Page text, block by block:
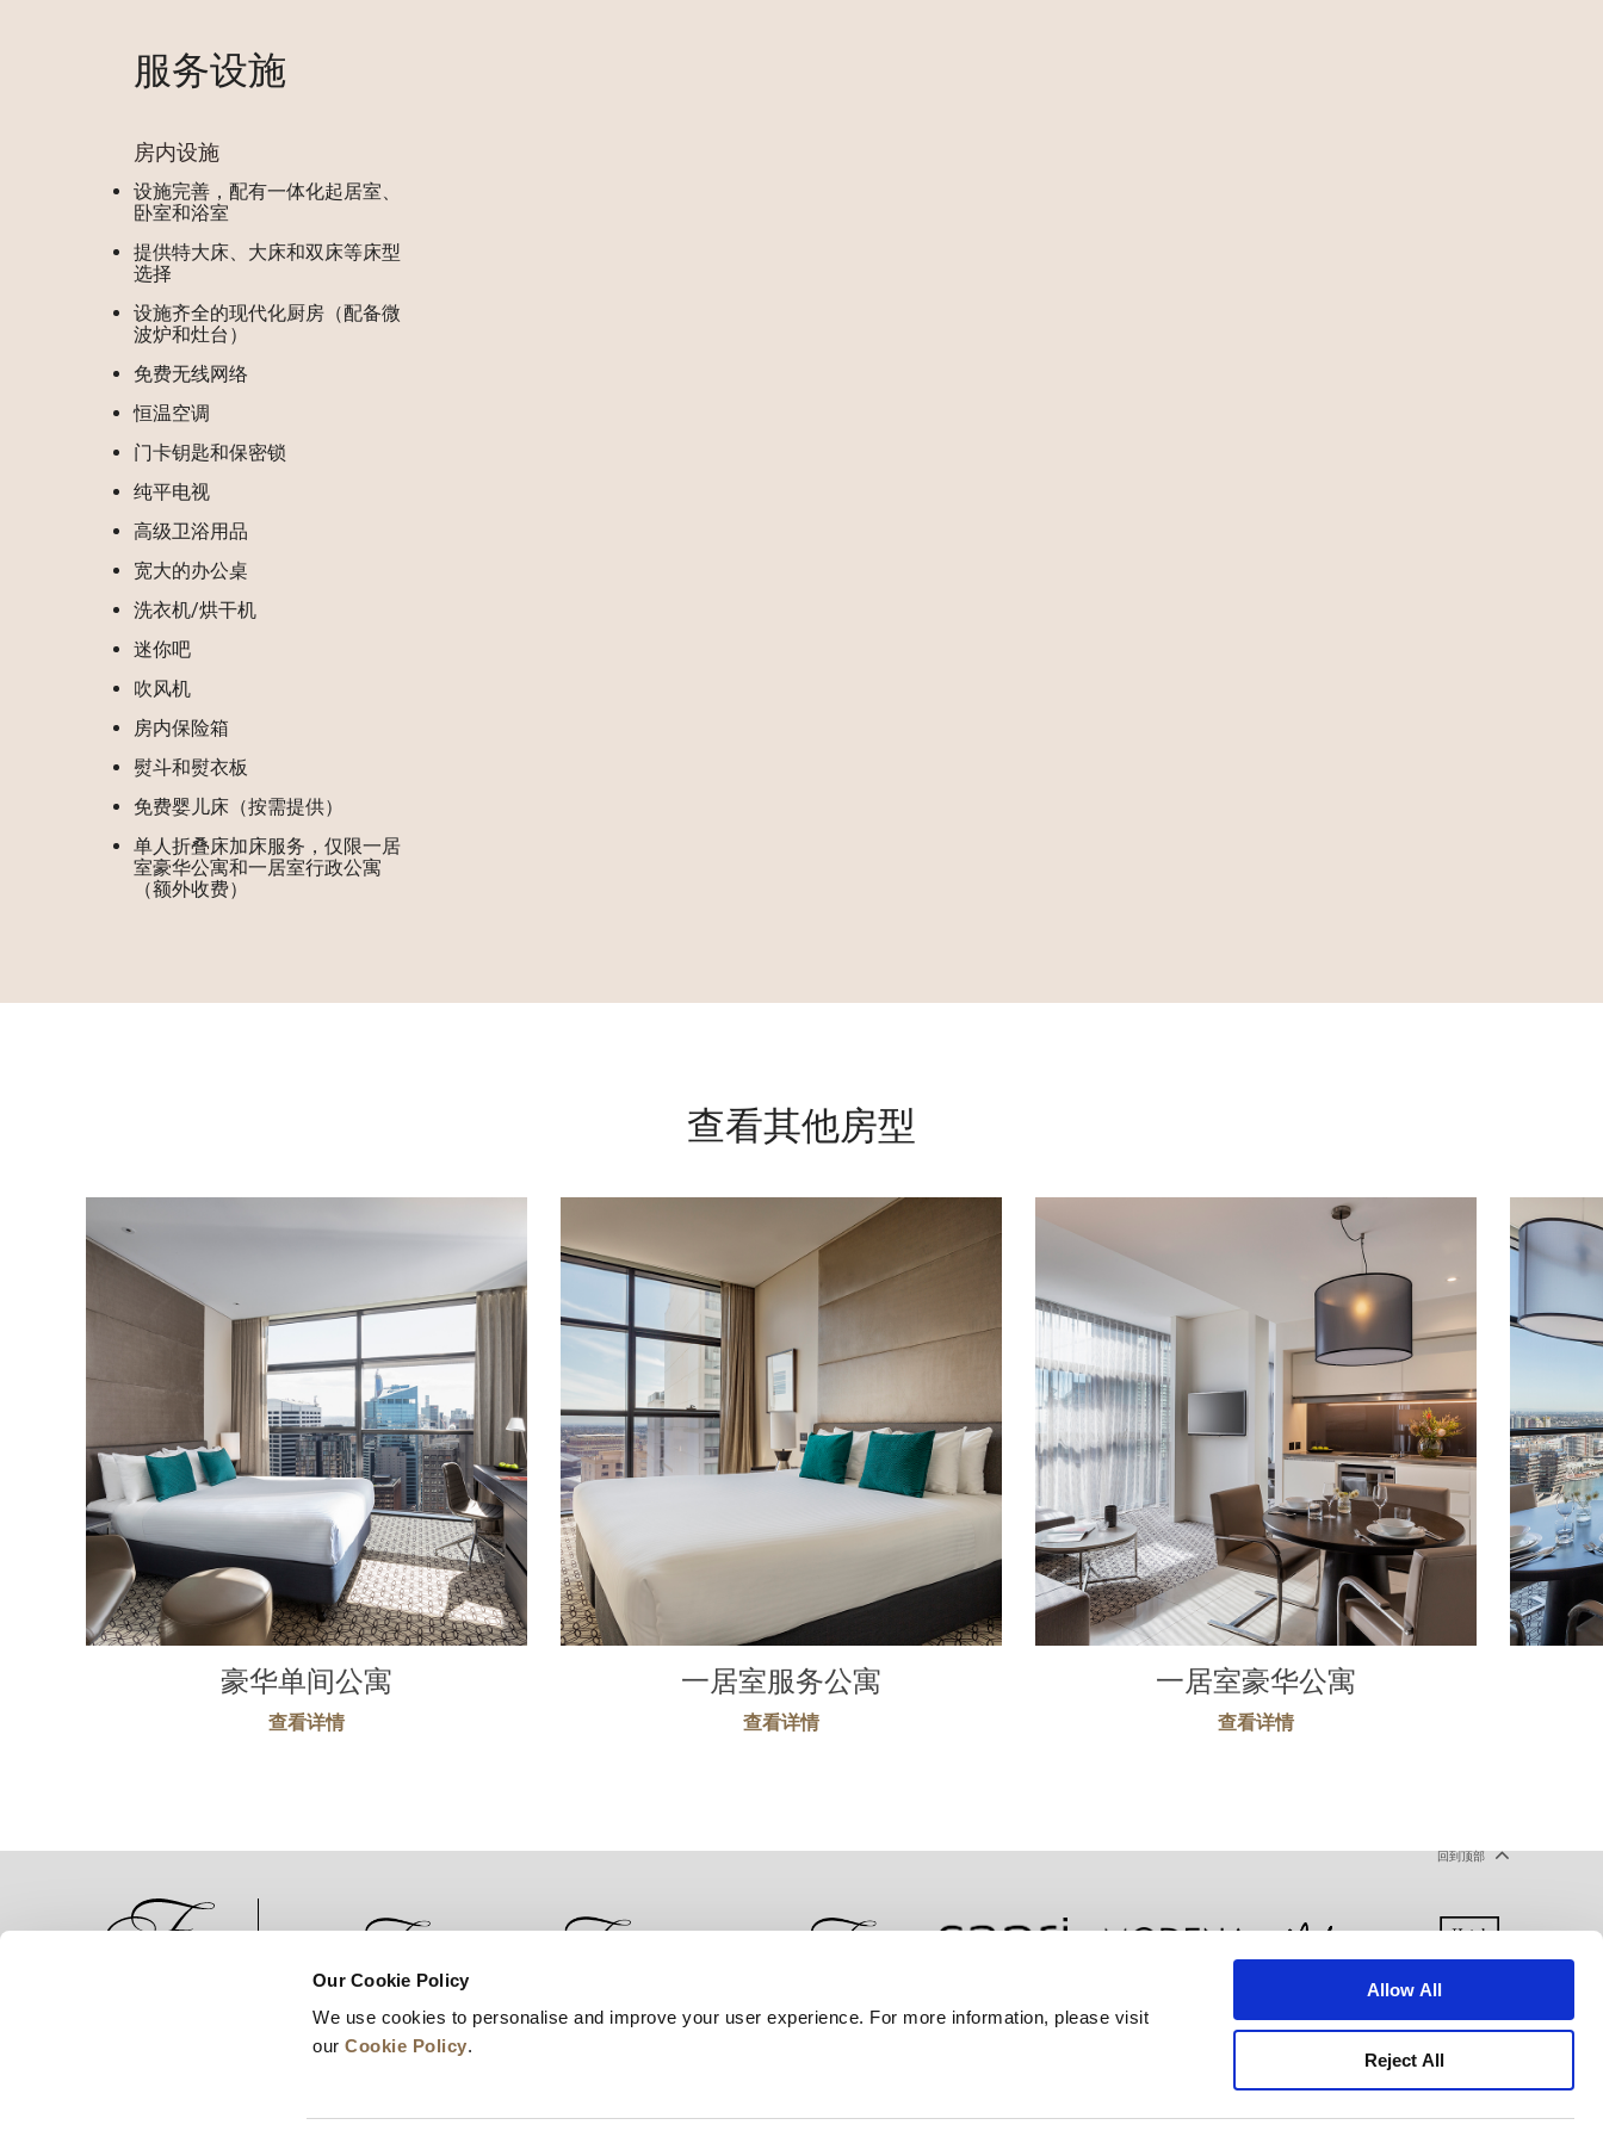
Our Cookie Policy
We use cookies to personalise and improve your user experience. For more information, please visit
ourCookie Policy.
Allow All
Reject All
服务设施
房内设施
设施完善，配有一体化起居室、
卧室和浴室
提供特大床、大床和双床等床型
选择
设施齐全的现代化厨房（配备微
波炉和灶台）
免费无线网络
恒温空调
门卡钥匙和保密锁
纯平电视
高级卫浴用品
宽大的办公桌
洗衣机/烘干机
迷你吧
吹风机
房内保险箱
熨斗和熨衣板
免费婴儿床（按需提供）
单人折叠床加床服务，仅限一居
室豪华公寓和一居室行政公寓
（额外收费）
查看其他房型
豪华单间公寓
查看详情
一居室服务公寓
查看详情
一居室豪华公寓
查看详情
回到顶部
业务拓展 工作机会